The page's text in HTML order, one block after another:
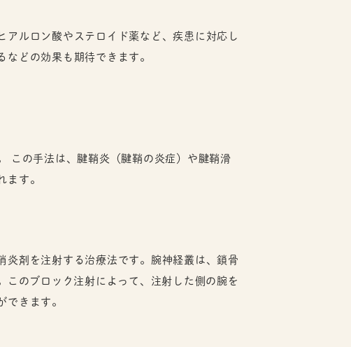
ルロン酸やステロイド薬など、疾患に対応し
どの効果も期待できます。
この手法は、腱鞘炎（腱鞘の炎症）や腱鞘滑
す。
剤を注射する治療法です。腕神経叢は、鎖骨
のブロック注射によって、注射した側の腕を
きます。